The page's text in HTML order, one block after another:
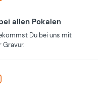
allen Pokalen
Du bei uns mit
Gravur.